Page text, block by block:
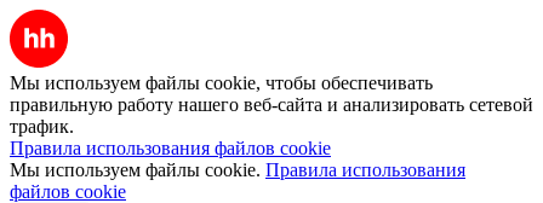
Мы используем файлы cookie, чтобы обеспечивать
правильную работу нашего веб-сайта и анализировать сетевой
трафик.
Правила использования файлов cookie
Мы используем файлы cookie. Правила использования
файлов cookie